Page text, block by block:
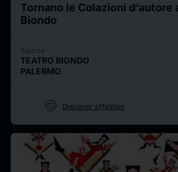
Tornano le Colazioni d’autore
Biondo
Source
TEATRO BIONDO
PALERMO
target Discover affinities